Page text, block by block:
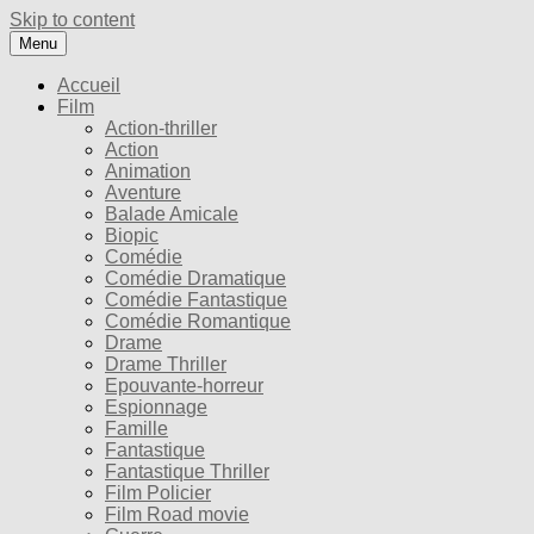
Skip to content
Menu
Accueil
Film
Action-thriller
Action
Animation
Aventure
Balade Amicale
Biopic
Comédie
Comédie Dramatique
Comédie Fantastique
Comédie Romantique
Drame
Drame Thriller
Epouvante-horreur
Espionnage
Famille
Fantastique
Fantastique Thriller
Film Policier
Film Road movie